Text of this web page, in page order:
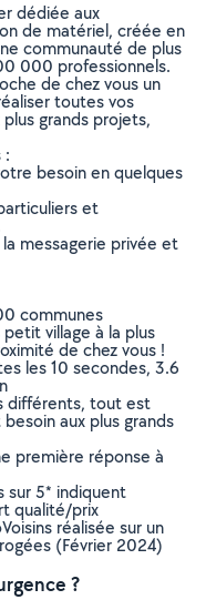
dédiée aux
de matériel, créée en
communauté de plus
000 professionnels.
de chez vous un
toutes vos
grands projets,
:
besoin en quelques
et
messagerie privée et
communes
village à la plus
de chez vous !
les 10 secondes, 3.6
différents, tout est
aux plus grands
première réponse à
sur 5* indiquent
qualité/prix
réalisée sur un
(Février 2024)
?